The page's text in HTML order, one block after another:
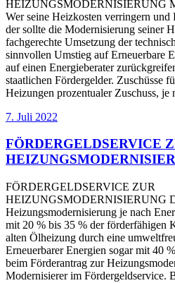
HEIZUNGSMODERNISIERUNG
Wer seine Heizkosten verringern und
der sollte die Modernisierung seiner
fachgerechte Umsetzung der
sinnvollen Umstieg auf Erneuerbare
auf einen Energieberater
staatlichen Fördergelder. Zuschüsse
Heizungen prozentualer Zuschuss,
7. Juli 2022
FÖRDERGELDSERVICE
FÖRDERGELDSERVICE ZUR
HEIZUNGSMODERNISIERUNG
Heizungsmodernisierung je nach
mit 20 % bis 35 % der förderfähigen
alten Ölheizung durch eine
Erneuerbarer Energien sogar mit 40
beim Förderantrag zur
Modernisierer im Fördergeldservice.